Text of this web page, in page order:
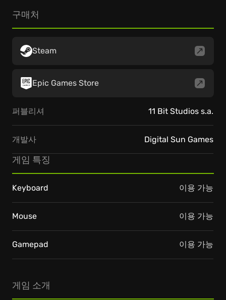
게임 소개
구매처
Steam
Epic Games Store
퍼블리셔 11 Bit Studios s.a.
개발사 Digital Sun Games
게임 특징
Keyboard 이용 가능
Mouse 이용 가능
Gamepad 이용 가능